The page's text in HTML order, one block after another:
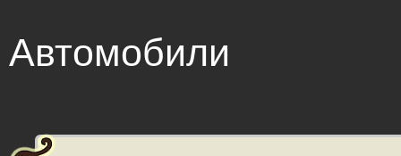
Автомобили